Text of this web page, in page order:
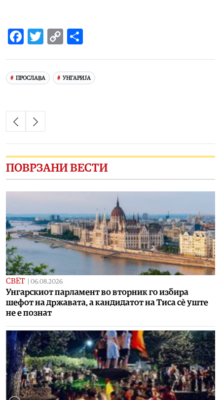
Facebook
Twitter
Copy
ПРОСЛАВА УНГАРИЈА
ПОВРЗАНИ ВЕСТИ
СВЕТ 06.08.2026
Унгарскиот парламент во вторник го избира
шефот на државата, а кандидатот на Тиса сè уште
не е познат